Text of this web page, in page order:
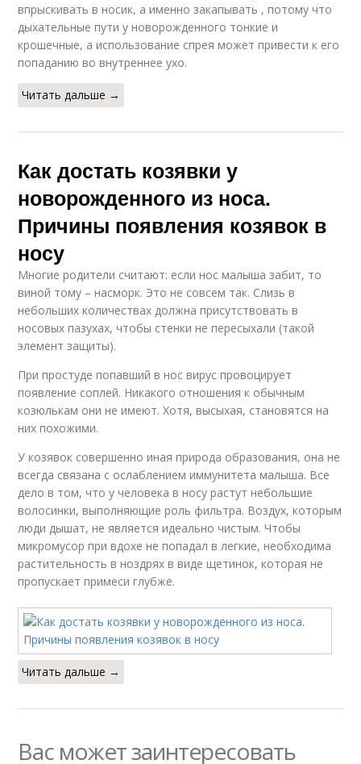
впрыскивать в носик, а именно закапывать , потому что
дыхательные пути у новорожденного тонкие и
крошечные, а использование спрея может привести к его
попаданию во внутреннее ухо.
Читать дальше →
Как достать козявки у
новорожденного из носа.
Причины появления козявок в
носу
Многие родители считают: если нос малыша забит, то
виной тому – насморк. Это не совсем так. Слизь в
небольших количествах должна присутствовать в
носовых пазухах, чтобы стенки не пересыхали (такой
элемент защиты).
При простуде попавший в нос вирус провоцирует
появление соплей. Никакого отношения к обычным
козюлькам они не имеют. Хотя, высыхая, становятся на
них похожими.
У козявок совершенно иная природа образования, она не
всегда связана с ослаблением иммунитета малыша. Все
дело в том, что у человека в носу растут небольшие
волосинки, выполняющие роль фильтра. Воздух, которым
люди дышат, не является идеально чистым. Чтобы
микромусор при вдохе не попадал в легкие, необходима
растительность в ноздрях в виде щетинок, которая не
пропускает примеси глубже.
Читать дальше →
Вас может заинтересовать